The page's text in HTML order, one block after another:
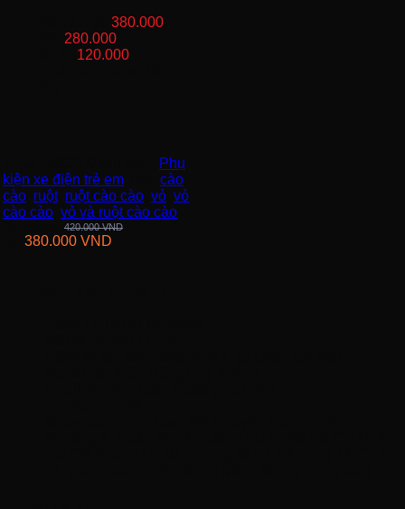
380.000
280.000
120.000
Phụ
kiện xe điện trẻ em
cào
cào ruột, ruột cào cào vỏ vỏ
cào cào vỏ và ruột cào cào
420.000VND
380.000 VND